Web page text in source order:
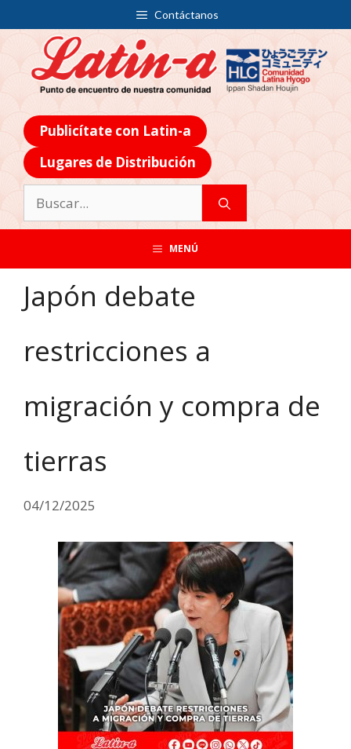
Contáctanos
Publicítate con Latin-a
Lugares de Distribución
MENÚ
Japón debate
restricciones a
migración y compra de
tierras
04/12/2025